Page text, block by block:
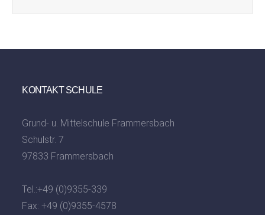
KONTAKT SCHULE
Grund- u. Mittelschule Frammersbach
Schulstr. 7
97833 Frammersbach
Tel.:+49 (0)9355-339
Fax: +49 (0)9355-4578